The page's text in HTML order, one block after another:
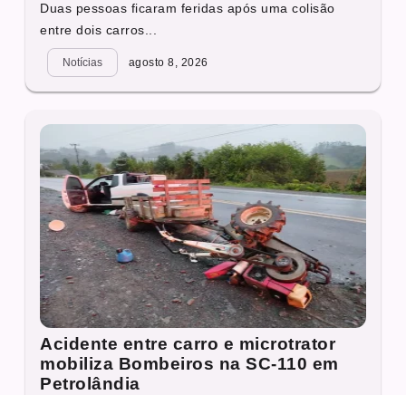
Duas pessoas ficaram feridas após uma colisão
entre dois carros...
Notícias agosto 8, 2026
Acidente entre carro e microtrator
mobiliza Bombeiros na SC-110 em
Petrolândia